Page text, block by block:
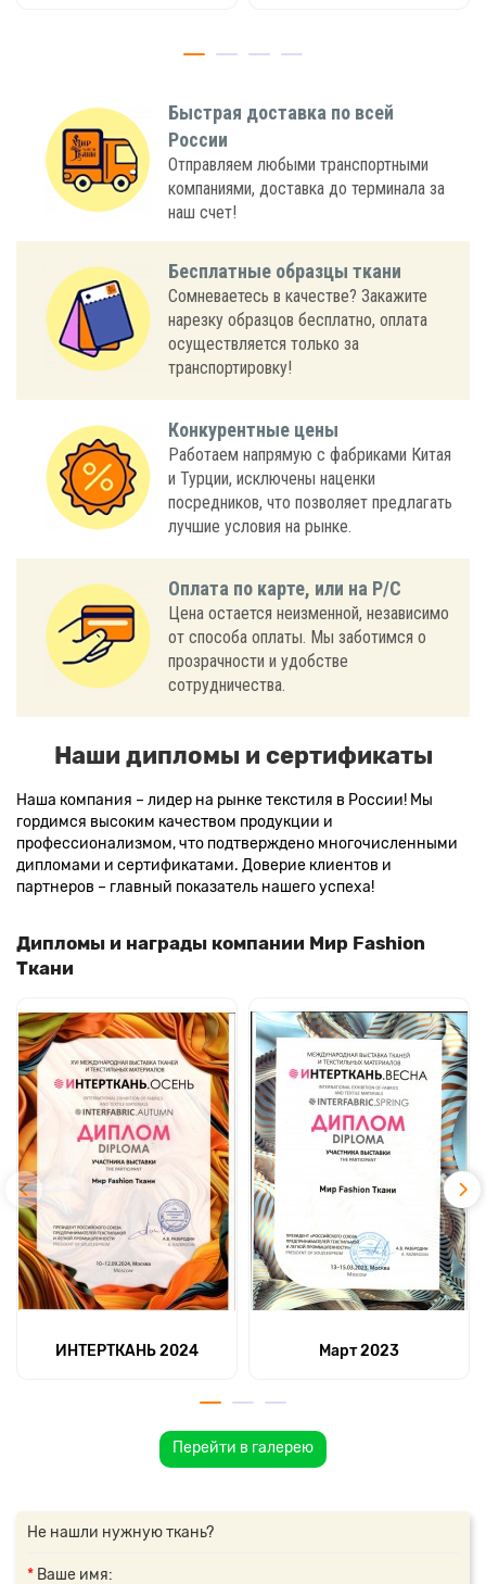
Быстрая доставка по всей
России
Отправляем любыми транспортными
компаниями, доставка до терминала за
наш счет!
Бесплатные образцы ткани
Сомневаетесь в качестве? Закажите
нарезку образцов бесплатно, оплата
осуществляется только за
транспортировку!
Конкурентные цены
Работаем напрямую с фабриками Китая
и Турции, исключены наценки
посредников, что позволяет предлагать
лучшие условия на рынке.
Оплата по карте, или на Р/С
Цена остается неизменной, независимо
от способа оплаты. Мы заботимся о
прозрачности и удобстве
сотрудничества.
Наши дипломы и сертификаты
Наша компания – лидер на рынке текстиля в России! Мы
гордимся высоким качеством продукции и
профессионализмом, что подтверждено многочисленными
дипломами и сертификатами. Доверие клиентов и
партнеров – главный показатель нашего успеха!
Дипломы и награды компании Мир Fashion
Ткани
ИНТЕРТКАНЬ 2024 Март 2023
Перейти в галерею
Не нашли нужную ткань?
Ваше имя: